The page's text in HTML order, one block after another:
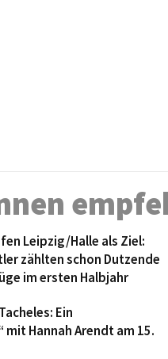
Leipzig/Halle als Ziel:
zählten schon Dutzende
im ersten Halbjahr
Ein
mit Hannah Arendt am 15.